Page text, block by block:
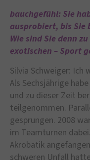
bauchgefühl: Sie
ausprobiert, bis Sie
Wie sind Sie denn
exotischen – Sport
Silvia Schweiger: Ich
Als Sechsjährige
und zu dieser Zeit
teilgenommen.
gesprungen. 2008
im Teamturnen
Akrobatik
schweren Unfall